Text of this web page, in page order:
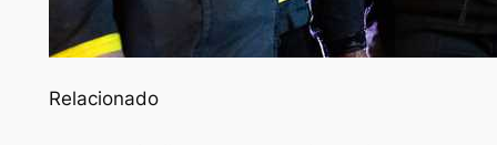
Relacionado